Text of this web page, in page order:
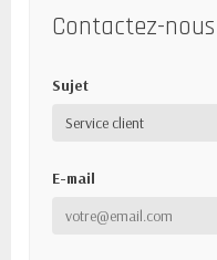
Contactez-nous
Sujet
E-mail